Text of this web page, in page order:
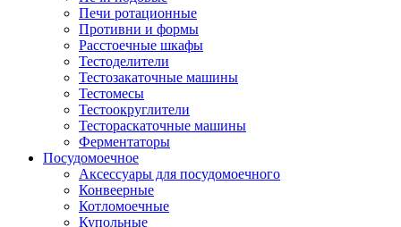
Печи ротационные
Противни и формы
Расстоечные шкафы
Тестоделители
Тестозакаточные машины
Тестомесы
Тестоокруглители
Тестораскаточные машины
Ферментаторы
Посудомоечное
Аксессуары для посудомоечного
Конвеерные
Котломоечные
Купольные